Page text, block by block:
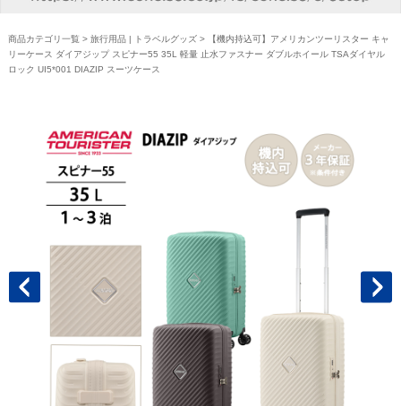
商品カテゴリ一覧 > 旅行用品 | トラベルグッズ> 【機内持込可】アメリカンツーリスター キャ
リーケース ダイアジップ スピナー55 35L 軽量 止水ファスナー ダブルホイール TSAダイヤル
ロック UI5*001 DIAZIP スーツケース